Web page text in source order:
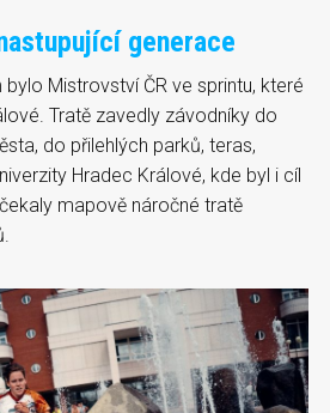
generace
Mistrovství ČR ve sprintu, které
Tratě zavedly závodníky do
do přilehlých parků, teras,
Hradec Králové, kde byl i cíl
mapově náročné tratě